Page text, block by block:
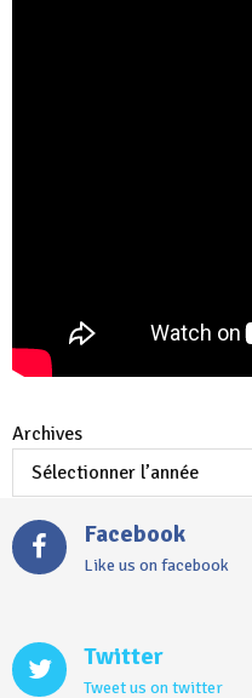
Archives
Facebook
Like us on facebook
Twitter
Tweet us on twitter